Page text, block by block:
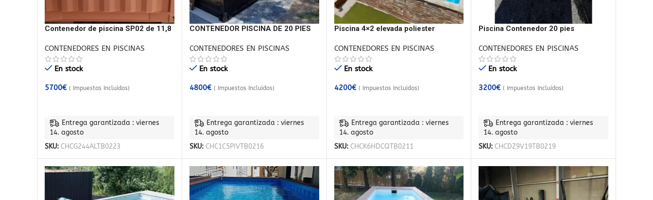
Contenedor de piscina SP02 de 11,8
vidrio
CONTENEDORES EN PISCINAS
En stock
5700€ ( Impuestos Incluidos)
Entrega garantizada : viernes
14. agosto
SKU: CHCG244ALTB0223
CONTENEDOR PISCINA DE 20 PIES
CONTENEDORES EN PISCINAS
En stock
4800€ ( Impuestos Incluidos)
Entrega garantizada : viernes
14. agosto
SKU: CHC1C5PIVTB0216
Piscina 4×2 elevada poliester
CONTENEDORES EN PISCINAS
En stock
4200€ ( Impuestos Incluidos)
Entrega garantizada : viernes
14. agosto
SKU: CHCK6HDCQTB0211
Piscina Contenedor 20 pies
CONTENEDORES EN PISCINAS
En stock
3200€ ( Impuestos Incluidos)
Entrega garantizada : viernes
14. agosto
SKU:CHCDZ9V19TB0219